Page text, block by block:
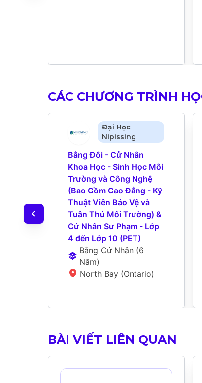
CÁC CHƯƠNG TRÌNH
Đại Học
Nipissing
Bằng Đôi - Cử Nhân
Khoa Học - Sinh Học Môi
Trường và Công Nghệ
(Bao Gồm Cao Đẳng - Kỹ
Thuật Viên Bảo Vệ và
Tuân Thủ Môi Trường) &
Cử Nhân Sư Phạm - Lớp
4 đến Lớp 10 (PET)
Bằng Cử Nhân (6
Năm)
North Bay (Ontario)
BÀI VIẾT LIÊN QUAN